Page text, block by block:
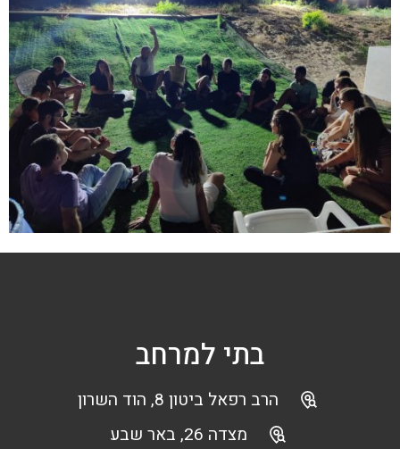
בתי למרחב
הרב רפאל ביטון 8, הוד השרון
מצדה 26, באר שבע